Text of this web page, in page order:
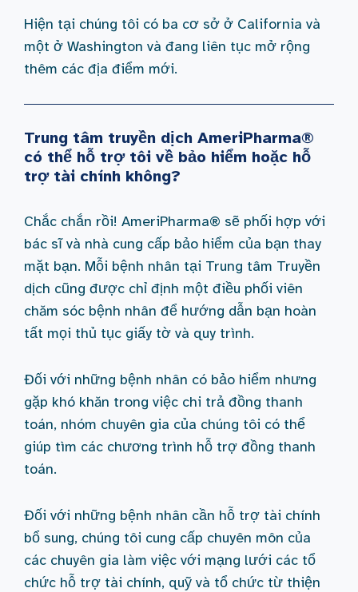
Hiện tại chúng tôi có ba cơ sở ở California và
một ở Washington và đang liên tục mở rộng
thêm các địa điểm mới.
Trung tâm truyền dịch AmeriPharma®
có thể hỗ trợ tôi về bảo hiểm hoặc hỗ
trợ tài chính không?
Chắc chắn rồi! AmeriPharma® sẽ phối hợp với
bác sĩ và nhà cung cấp bảo hiểm của bạn thay
mặt bạn. Mỗi bệnh nhân tại Trung tâm Truyền
dịch cũng được chỉ định một điều phối viên
chăm sóc bệnh nhân để hướng dẫn bạn hoàn
tất mọi thủ tục giấy tờ và quy trình.
Đối với những bệnh nhân có bảo hiểm nhưng
gặp khó khăn trong việc chi trả đồng thanh
toán, nhóm chuyên gia của chúng tôi có thể
giúp tìm các chương trình hỗ trợ đồng thanh
toán.
Đối với những bệnh nhân cần hỗ trợ tài chính
bổ sung, chúng tôi cung cấp chuyên môn của
các chuyên gia làm việc với mạng lưới các tổ
chức hỗ trợ tài chính, quỹ và tổ chức từ thiện